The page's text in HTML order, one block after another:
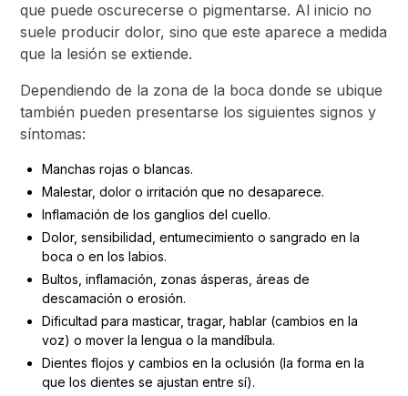
que puede oscurecerse o pigmentarse. Al inicio no
suele producir dolor, sino que este aparece a medida
que la lesión se extiende.
Dependiendo de la zona de la boca donde se ubique
también pueden presentarse los siguientes signos y
síntomas:
Manchas rojas o blancas.
Malestar, dolor o irritación que no desaparece.
Inflamación de los ganglios del cuello.
Dolor, sensibilidad, entumecimiento o sangrado en la
boca o en los labios.
Bultos, inflamación, zonas ásperas, áreas de
descamación o erosión.
Dificultad para masticar, tragar, hablar (cambios en la
voz) o mover la lengua o la mandíbula.
Dientes flojos y cambios en la oclusión (la forma en la
que los dientes se ajustan entre sí).